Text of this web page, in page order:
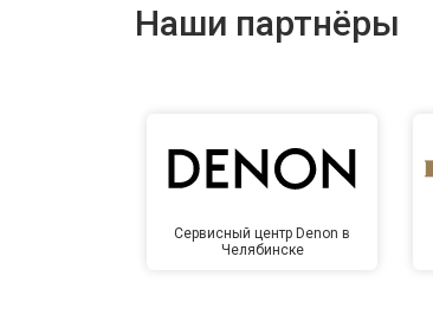
Наши партнёры
Сервисный центр Denon в
Челябинске